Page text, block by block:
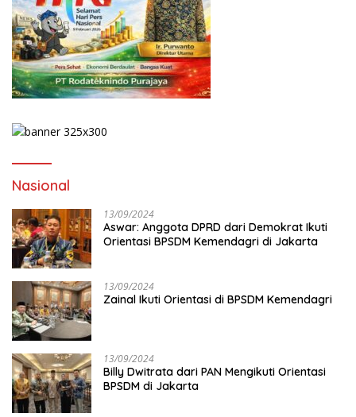
Nasional
13/09/2024
Aswar: Anggota DPRD dari Demokrat Ikuti
Orientasi BPSDM Kemendagri di Jakarta
13/09/2024
Zainal Ikuti Orientasi di BPSDM Kemendagri
13/09/2024
Billy Dwitrata dari PAN Mengikuti Orientasi
BPSDM di Jakarta